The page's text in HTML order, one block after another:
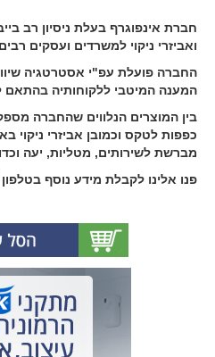
חברת אינפוגרף בעלת ניסיון רב
ואביזרי ניקוי למשרדים ועסקים
החברה פועלת עפ"י אסטרטגיה
המענה המיטבי ללקוחותיה בהתאם
בין המוצרים הנלווים שהחברה
כפפות לטקס וכמובן אביזרי ניקוי
מברשת לשירותים, מטליות, יעה
פנו אלינו לקבלת מידע נוסף בטלפון 03-500-55-55